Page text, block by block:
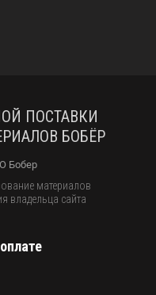
ПОСТАВКИ
БОБЁР
Бобер
материалов
владельца сайта